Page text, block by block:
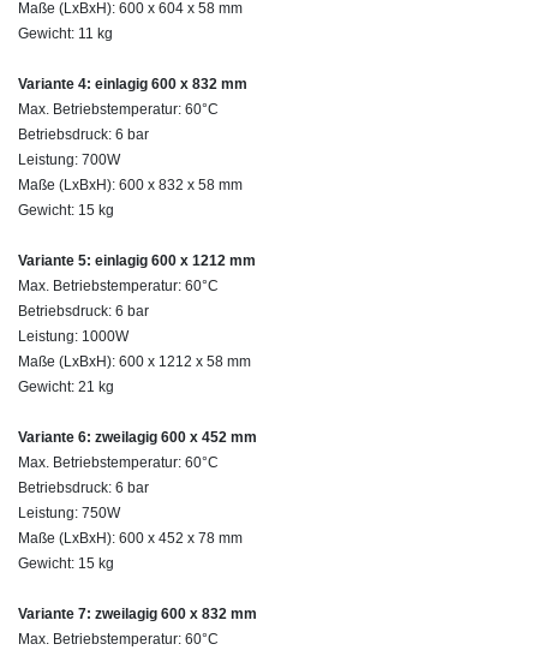
Maße (LxBxH): 600 x 604 x 58 mm
Gewicht: 11 kg
Variante 4: einlagig 600 x 832 mm
Max. Betriebstemperatur: 60°C
Betriebsdruck: 6 bar
Leistung: 700W
Maße (LxBxH): 600 x 832 x 58 mm
Gewicht: 15 kg
Variante 5: einlagig 600 x 1212 mm
Max. Betriebstemperatur: 60°C
Betriebsdruck: 6 bar
Leistung: 1000W
Maße (LxBxH): 600 x 1212 x 58 mm
Gewicht: 21 kg
Variante 6: zweilagig 600 x 452 mm
Max. Betriebstemperatur: 60°C
Betriebsdruck: 6 bar
Leistung: 750W
Maße (LxBxH): 600 x 452 x 78 mm
Gewicht: 15 kg
Variante 7: zweilagig 600 x 832 mm
Max. Betriebstemperatur: 60°C